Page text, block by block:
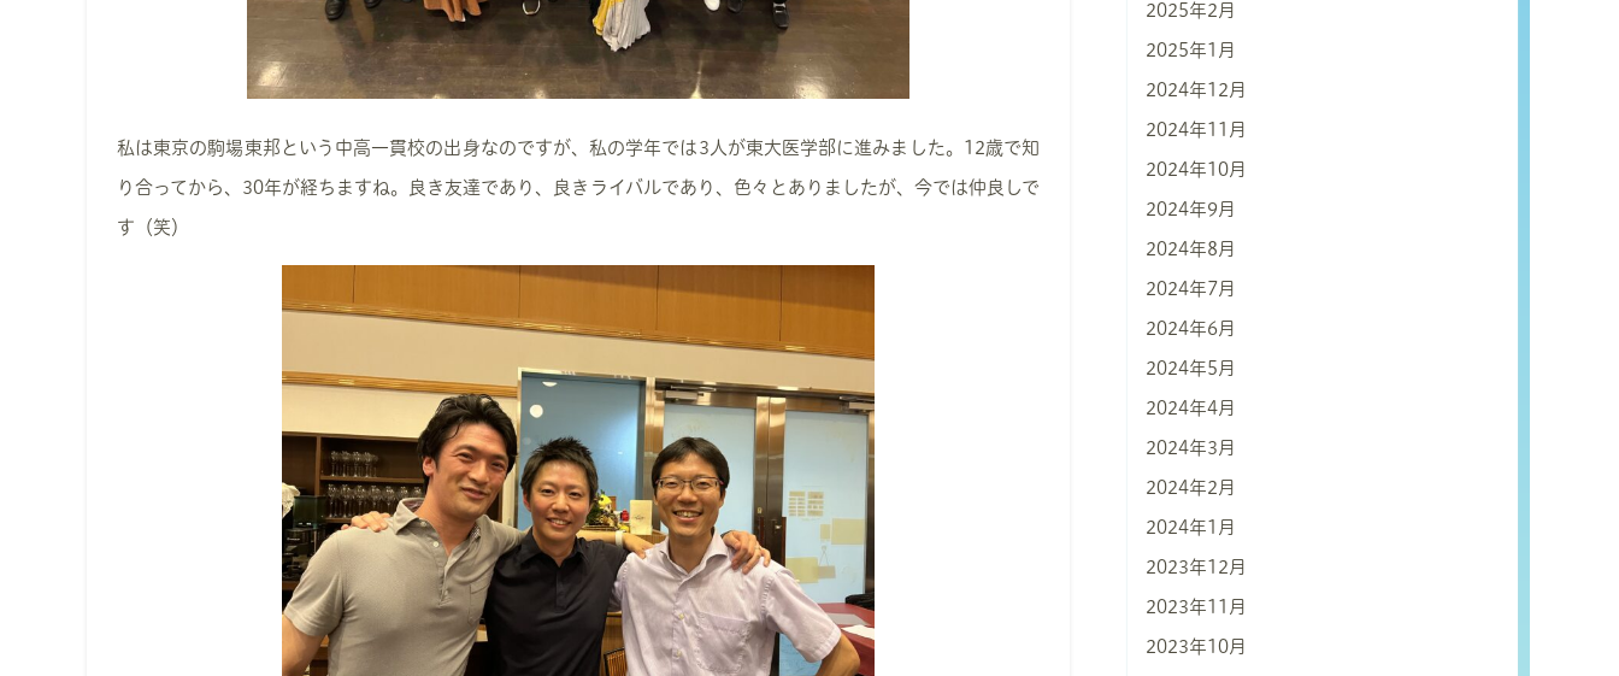
私は東京の駒場東邦という中高一貫校の出身なのですが、私の学年では3人が東大医学部に進みました。12歳で知
り合ってから、30年が経ちますね。良き友達であり、良きライバルであり、色々とありましたが、今では仲良しで
す（笑）
2025年2月
2025年1月
2024年12月
2024年11月
2024年10月
2024年9月
2024年8月
2024年7月
2024年6月
2024年5月
2024年4月
2024年3月
2024年2月
2024年1月
2023年12月
2023年11月
2023年10月